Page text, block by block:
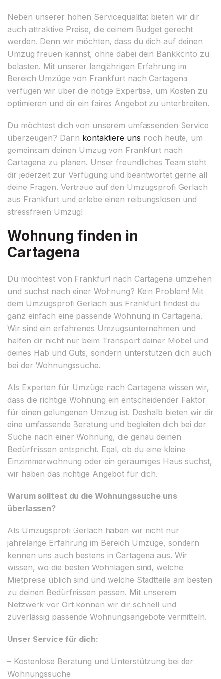
Neben unserer hohen Servicequalität bieten wir dir
auch attraktive Preise, die deinem Budget gerecht
werden. Denn wir möchten, dass du dich auf deinen
Umzug freuen kannst, ohne dabei dein Bankkonto zu
belasten. Mit unserer langjährigen Erfahrung im
Bereich Umzüge von Frankfurt nach Cartagena
verfügen wir über die nötige Expertise, um Kosten zu
optimieren und dir ein faires Angebot zu unterbreiten.
Du möchtest dich von unserem umfassenden Service
überzeugen? Dann kontaktiere uns noch heute, um
gemeinsam deinen Umzug von Frankfurt nach
Cartagena zu planen. Unser freundliches Team steht
dir jederzeit zur Verfügung und beantwortet gerne all
deine Fragen. Vertraue auf den Umzugsprofi Gerlach
aus Frankfurt und erlebe einen reibungslosen und
stressfreien Umzug!
Wohnung finden in
Cartagena
Du möchtest von Frankfurt nach Cartagena umziehen
und suchst nach einer Wohnung? Kein Problem! Mit
dem Umzugsprofi Gerlach aus Frankfurt findest du
ganz einfach eine passende Wohnung in Cartagena.
Wir sind ein erfahrenes Umzugsunternehmen und
helfen dir nicht nur beim Transport deiner Möbel und
deines Hab und Guts, sondern unterstützen dich auch
bei der Wohnungssuche.
Als Experten für Umzüge nach Cartagena wissen wir,
dass die richtige Wohnung ein entscheidender Faktor
für einen gelungenen Umzug ist. Deshalb bieten wir dir
eine umfassende Beratung und begleiten dich bei der
Suche nach einer Wohnung, die genau deinen
Bedürfnissen entspricht. Egal, ob du eine kleine
Einzimmerwohnung oder ein geräumiges Haus suchst,
wir haben das richtige Angebot für dich.
Warum solltest du die Wohnungssuche uns
überlassen?
Als Umzugsprofi Gerlach haben wir nicht nur
jahrelange Erfahrung im Bereich Umzüge, sondern
kennen uns auch bestens in Cartagena aus. Wir
wissen, wo die besten Wohnlagen sind, welche
Mietpreise üblich sind und welche Stadtteile am besten
zu deinen Bedürfnissen passen. Mit unserem
Netzwerk vor Ort können wir dir schnell und
zuverlässig passende Wohnungsangebote vermitteln.
Unser Service für dich:
– Kostenlose Beratung und Unterstützung bei der
Wohnungssuche